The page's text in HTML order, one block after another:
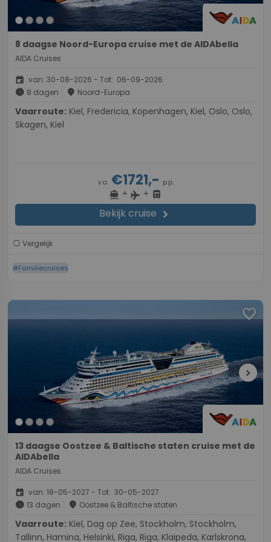
8 daagse Noord-Europa cruise met de AIDAbella
AIDA Cruises
event van: 30-08-2026 - Tot: 06-09-2026
schedule 8 dagen place Noord-Europa
Vaarroute:
Skagen, Kiel
v.a.€1721,- p.p.
directions_boat + flight + directions_bus
Bekijk cruise chevron_right
Vergelijk
#Familiecruises
favorite
chevron_right
13 daagse Oostzee & Baltische staten cruise met de
AIDAbella
AIDA Cruises
event van: 18-05-2027 - Tot: 30-05-2027
schedule 13 dagen place Oostzee & Baltische staten
Vaarroute:
Tallinn, Hamina, Helsinki, Riga, Riga, Klaipeda, Karlskrona,